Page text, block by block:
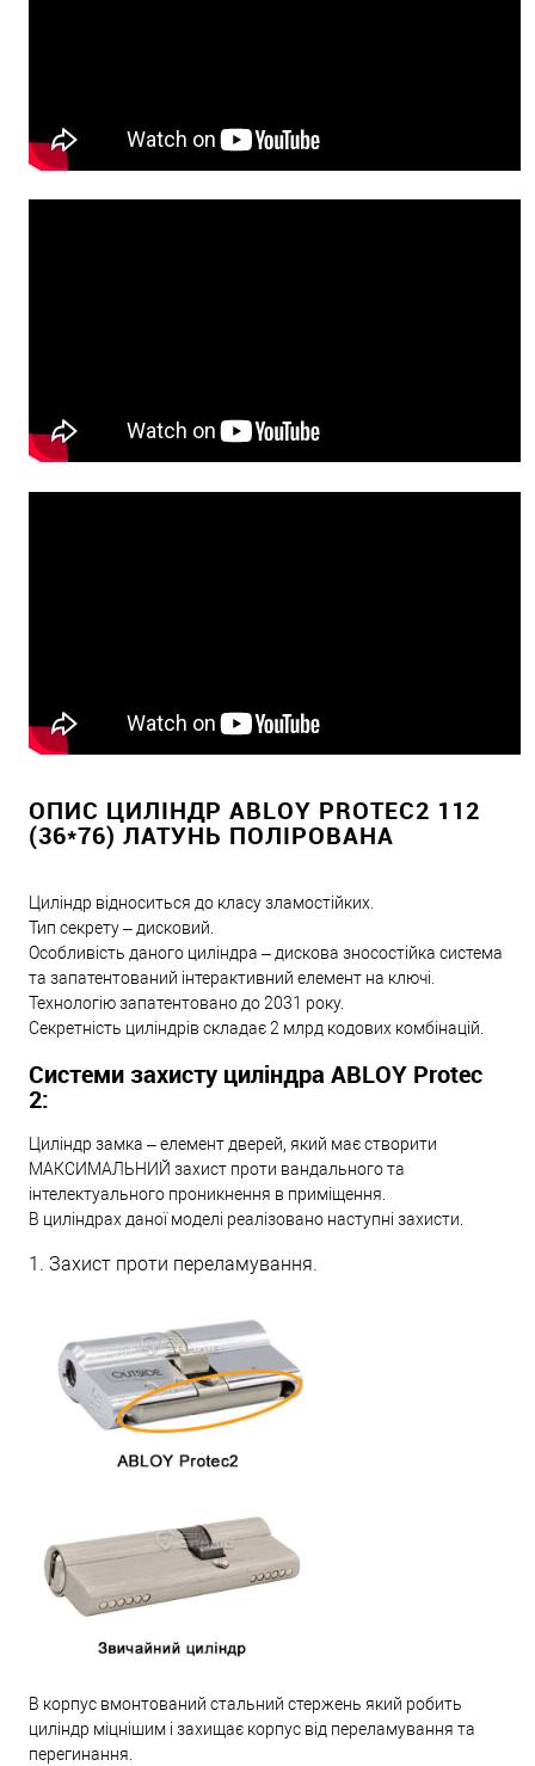
ОПИС ЦИЛІНДР ABLOY PROTEC2 112
(36*76) ЛАТУНЬ ПОЛІРОВАНА
Циліндр відноситься до класу зламостійких.
Тип секрету – дисковий.
Особливість даного циліндра – дискова зносостійка система
та запатентований інтерактивний елемент на ключі.
Технологію запатентовано до 2031 року.
Секретність циліндрів складає 2 млрд кодових комбінацій.
Системи захисту циліндра ABLOY Protec
2:
Циліндр замка – елемент дверей, який має створити
МАКСИМАЛЬНИЙ захист проти вандального та
інтелектуального проникнення в приміщення.
В циліндрах даної моделі реалізовано наступні захисти.
1. Захист проти переламування.
В корпус вмонтований стальний стержень який робить
циліндр міцнішим і захищає корпус від переламування та
перегинання.